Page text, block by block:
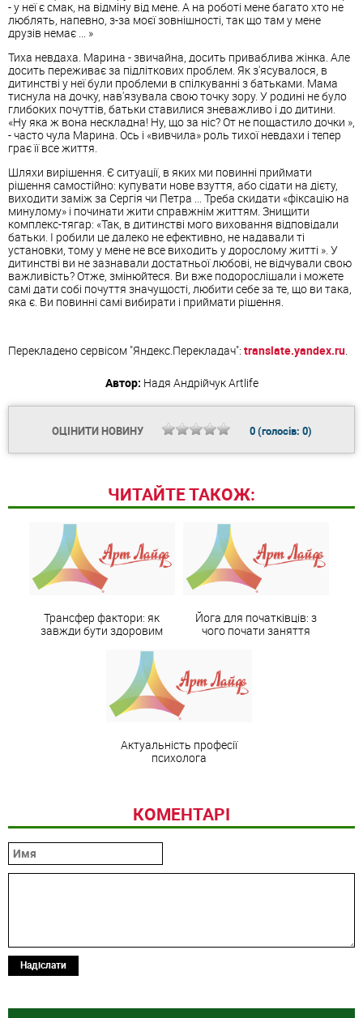
- у неї є смак, на відміну від мене. А на роботі мене багато хто не
люблять, напевно, з-за моєї зовнішності, так що там у мене
друзів немає ... »
Тиха невдаха. Марина - звичайна, досить приваблива жінка. Але
досить переживає за підліткових проблем. Як з'ясувалося, в
дитинстві у неї були проблеми в спілкуванні з батьками. Мама
тиснула на дочку, нав'язувала свою точку зору. У родині не було
глибоких почуттів, батьки ставилися зневажливо і до дитини.
«Ну яка ж вона нескладна! Ну, що за ніс? От не пощастило дочки »,
- часто чула Марина. Ось і «вивчила» роль тихої невдахи і тепер
грає її все життя.
Шляхи вирішення. Є ситуації, в яких ми повинні приймати
рішення самостійно: купувати нове взуття, або сідати на дієту,
виходити заміж за Сергія чи Петра ... Треба скидати «фіксацію на
минулому» і починати жити справжнім життям. Знищити
комплекс-тягар: «Так, в дитинстві мого виховання відповідали
батьки. І робили це далеко не ефективно, не надавали ті
установки, тому у мене не все виходить у дорослому житті ». У
дитинстві ви не зазнавали достатньої любові, не відчували свою
важливість? Отже, змінюйтеся. Ви вже подорослішали і можете
самі дати собі почуття значущості, любити себе за те, що ви така,
яка є. Ви повинні самі вибирати і приймати рішення.
Перекладено сервісом "Яндекс.Перекладач": translate.yandex.ru.
Автор: Надя АндрійчукArtlife
ОЦІНИТИ НОВИНУ 0(голосів: 0)
ЧИТАЙТЕ ТАКОЖ:
Трансфер фактори: як
завжди бути здоровим
Йога для початківців: з
чого почати заняття
Актуальність професії
психолога
КОМЕНТАРІ
Надіслати